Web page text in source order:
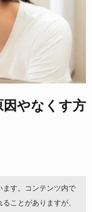
因やなくす方
ます。コンテンツ内で
ことがありますが、